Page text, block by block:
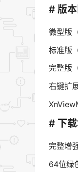
# 版本
微型版
标准版
完整版
右键扩
# 下
完整增
64位绿